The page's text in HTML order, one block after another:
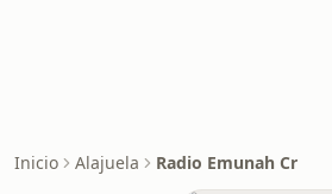
Inicio Alajuela Radio Emunah Cr